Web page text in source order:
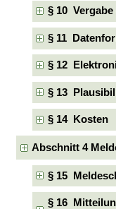
§ 10
§ 11
§ 12
§ 13
§ 14 Kosten
Abschnitt 4
§ 15
§ 16